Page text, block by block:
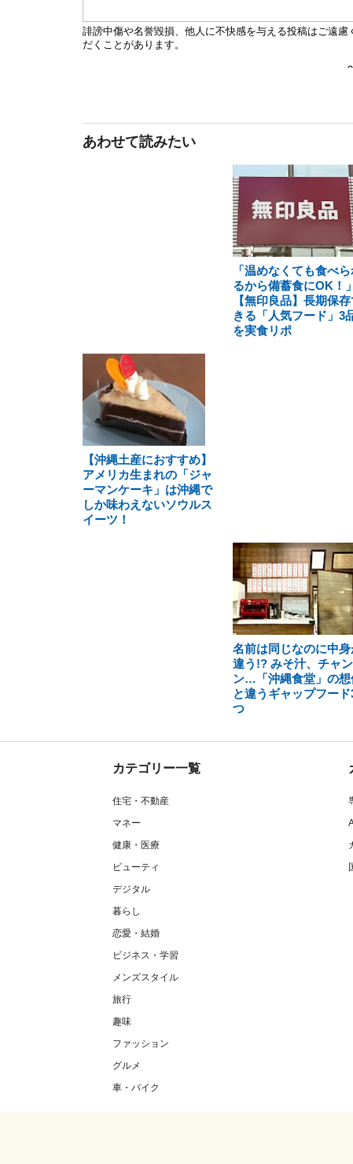
あわせて読みたい
「温めなくても食べ
るから備蓄食にOK！」
【無印良品】長期保
きる「人気フード」3
を実食リポ
【沖縄土産におすすめ】
アメリカ生まれの「ジャ
ーマンケーキ」は沖縄で
しか味わえないソウルス
イーツ！
名前は同じなのに中身
違う!? みそ汁、チャ
ン…「沖縄食堂」の想
と違うギャップフード
つ
カテゴリー一覧
住宅・不動産
マネー
健康・医療
ビューティ
デジタル
暮らし
恋愛・結婚
ビジネス・学習
メンズスタイル
旅行
趣味
ファッション
グルメ
車・バイク